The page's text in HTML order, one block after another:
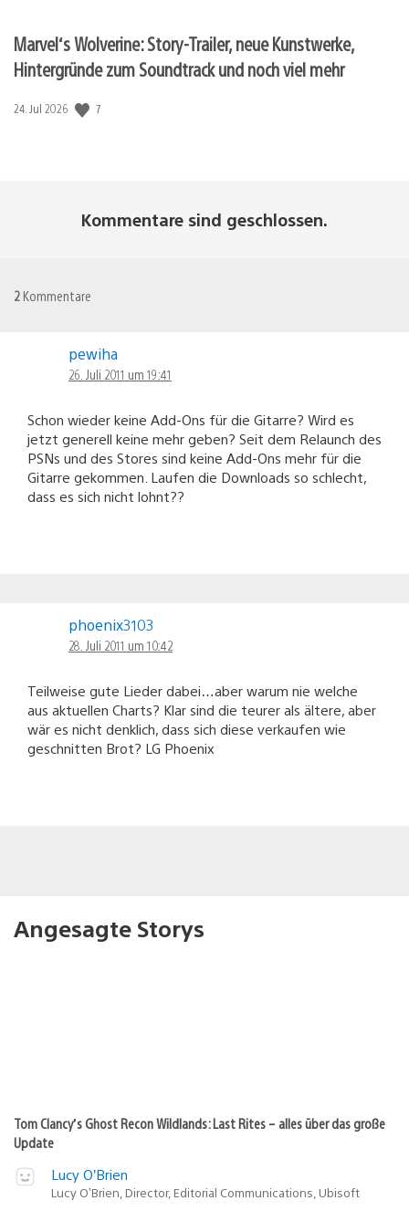
Marvel‘s Wolverine: Story-Trailer, neue Kunstwerke,
Hintergründe zum Soundtrack und noch viel mehr
Veröffentlichungsdatum:
24. Jul 2026 7
Kommentare sind geschlossen.
2 Kommentare
pewiha
26. Juli 2011 um 19:41
Schon wieder keine Add-Ons für die Gitarre? Wird es
jetzt generell keine mehr geben? Seit dem Relaunch des
PSNs und des Stores sind keine Add-Ons mehr für die
Gitarre gekommen. Laufen die Downloads so schlecht,
dass es sich nicht lohnt??
phoenix3103
28. Juli 2011 um 10:42
Teilweise gute Lieder dabei…aber warum nie welche
aus aktuellen Charts? Klar sind die teurer als ältere, aber
wär es nicht denklich, dass sich diese verkaufen wie
geschnitten Brot? LG Phoenix
Angesagte Storys
Tom Clancy’s Ghost Recon Wildlands: Last Rites – alles über das große
Update
Lucy O’Brien
Lucy O’Brien, Director, Editorial Communications, Ubisoft